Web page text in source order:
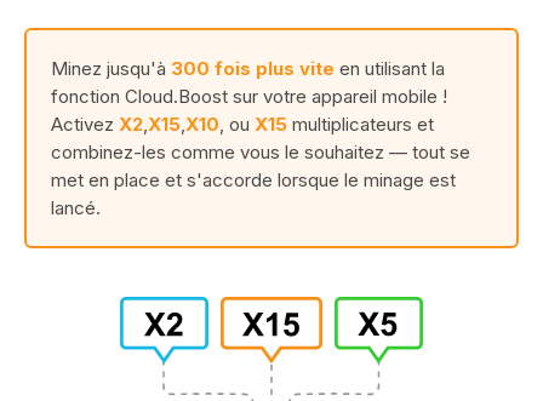
Minez jusqu'à 300 fois plus vite en utilisant la
fonction Cloud.Boost sur votre appareil mobile !
Activez X2 X15 X10 , ou X15 multiplicateurs et
combinez-les comme vous le souhaitez — tout se
met en place et s'accorde lorsque le minage est
lancé.